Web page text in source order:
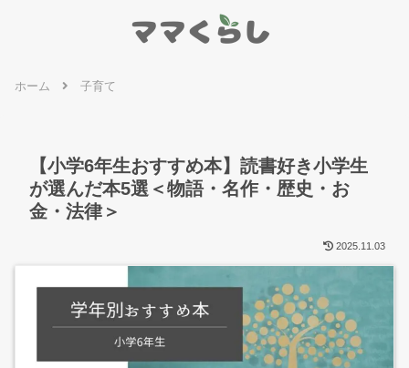
ホーム 子育て
【小学6年生おすすめ本】読書好き小学生
が選んだ本5選＜物語・名作・歴史・お
金・法律＞
2025.11.03